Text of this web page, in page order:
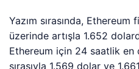
Yazım sırasında, Ethereum
üzerinde artışla 1.652
Ethereum için 24 saatlik
sırasıyla 1.569 dolar ve